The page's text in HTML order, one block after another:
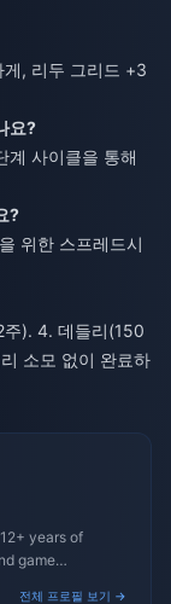
, 리두 그리드 +3
요?
계 사이클을 통해
?
위한 스프레드시
). 4. 데들리(150
소모 없이 완료하
years of
game
전체 프로필 보기 →